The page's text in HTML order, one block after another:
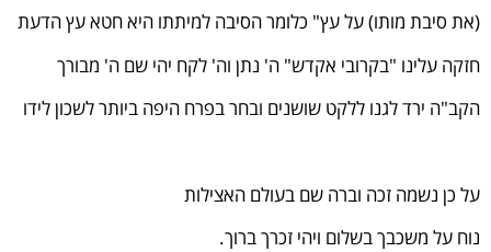
(את סיבת מותו) על עץ" כלומר הסיבה למיתתו היא חטא עץ הדעת
חזקה עלינו "בקרובי אקדש" ה' נתן וה' לקח יהי שם ה' מבורך
הקב"ה ירד לגנו ללקט שושנים ובחר בפרח היפה ביותר לשכון לידו
על כן נשמה זכה וברה שם בעולם האצילות
נוח על משכבך בשלום ויהי זכרך ברוך.